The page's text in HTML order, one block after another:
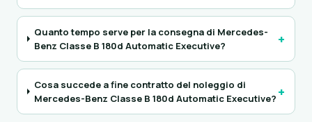
Quanto tempo serve per la consegna di Mercedes-
Benz Classe B 180d Automatic Executive?
+
Cosa succede a fine contratto del noleggio di
Mercedes-Benz Classe B 180d Automatic Executive? +